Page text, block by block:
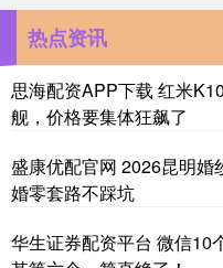
热点资讯
思海配资APP下载 红米
舰，价格要集体狂飙了
盛康优配官网 2026昆明
婚零套路不踩坑
华生证券配资平台 微信10